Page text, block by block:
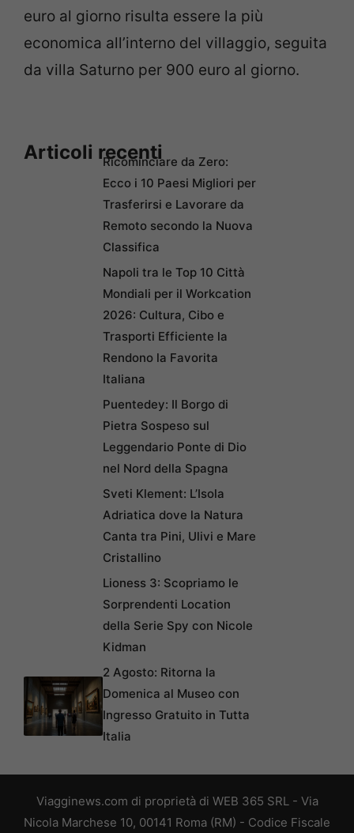
euro al giorno risulta essere la più
economica all’interno del villaggio, seguita
da villa Saturno per 900 euro al giorno.
Articoli recentiRicominciare da Zero:
Ecco i 10 Paesi Migliori per
Trasferirsi e Lavorare da
Remoto secondo la Nuova
Classifica
Napoli tra le Top 10 Città
Mondiali per il Workcation
2026: Cultura, Cibo e
Trasporti Efficiente la
Rendono la Favorita
Italiana
Puentedey: Il Borgo di
Pietra Sospeso sul
Leggendario Ponte di Dio
nel Nord della Spagna
Sveti Klement: L’Isola
Adriatica dove la Natura
Canta tra Pini, Ulivi e Mare
Cristallino
Lioness 3: Scopriamo le
Sorprendenti Location
della Serie Spy con Nicole
Kidman
2 Agosto: Ritorna la
Domenica al Museo con
Ingresso Gratuito in Tutta
Italia
Viagginews.com di proprietà di WEB 365 SRL - Via
Nicola Marchese 10, 00141 Roma (RM) - Codice Fiscale